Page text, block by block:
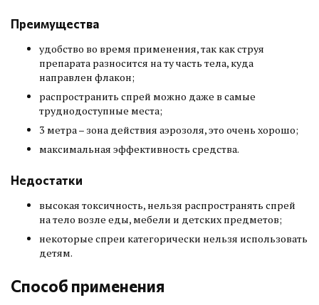
Преимущества
удобство во время применения, так как струя
препарата разносится на ту часть тела, куда
направлен флакон;
распространить спрей можно даже в самые
труднодоступные места;
3 метра – зона действия аэрозоля, это очень хорошо;
максимальная эффективность средства.
Недостатки
высокая токсичность, нельзя распространять спрей
на тело возле еды, мебели и детских предметов;
некоторые спреи категорически нельзя использовать
детям.
Способ применения